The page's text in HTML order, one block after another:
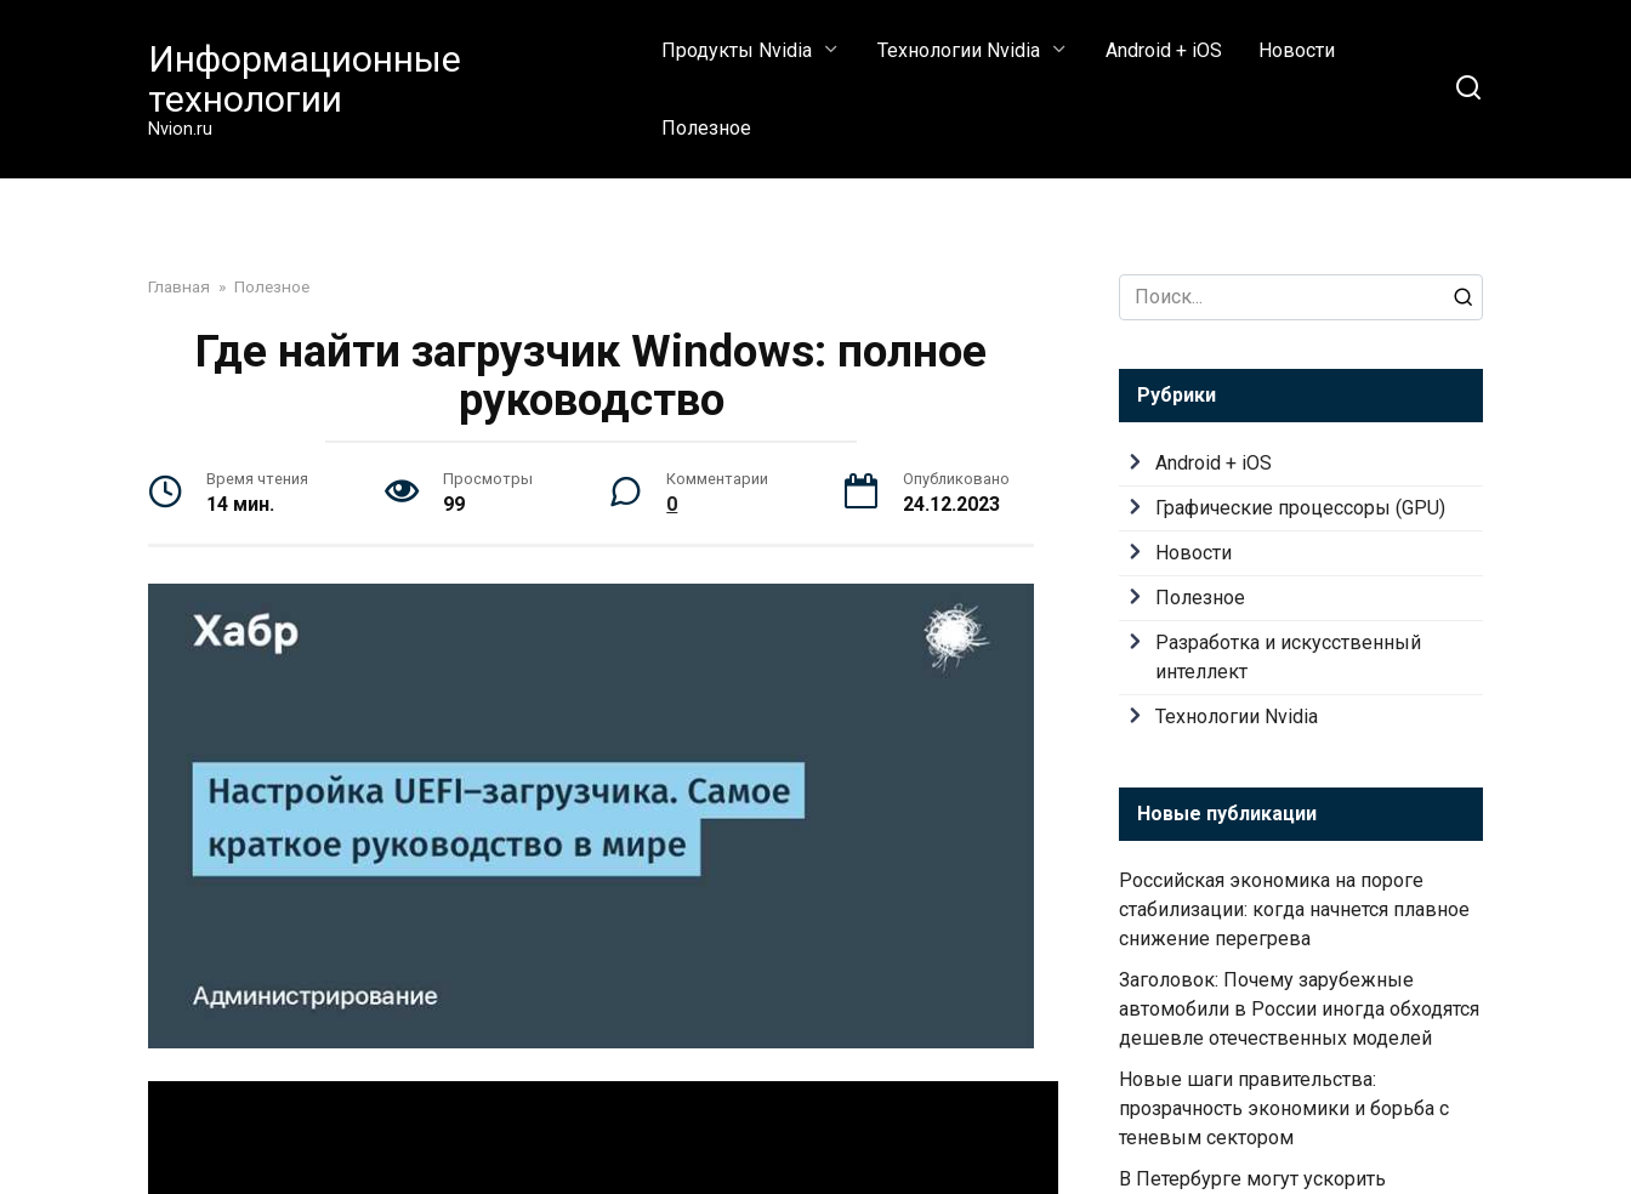
Информационные
технологии
Nvion.ru
Продукты Nvidia Технологии Nvidia Android + iOS Новости
Полезное
Главная » Полезное
Где найти загрузчик Windows: полное
руководство
Время чтения
14 мин.
Просмотры
99
Комментарии
0
Опубликовано
24.12.2023
Search
for:
Рубрики
Android + iOS
Графические процессоры (GPU)
Новости
Полезное
Разработка и искусственный
интеллект
Технологии Nvidia
Новые публикации
Российская экономика на пороге
стабилизации: когда начнется плавное
снижение перегрева
Заголовок: Почему зарубежные
автомобили в России иногда обходятся
дешевле отечественных моделей
Новые шаги правительства:
прозрачность экономики и борьба с
теневым сектором
В Петербурге могут ускорить